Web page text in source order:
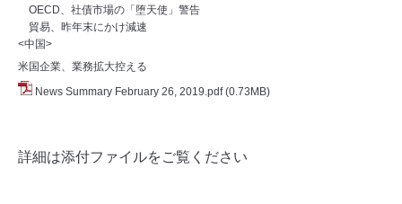
OECD、社債市場の「堕天使」警告
貿易、昨年末にかけ減速
<中国>
米国企業、業務拡大控える
News Summary February 26, 2019.pdf (0.73MB)
詳細は添付ファイルをご覧ください